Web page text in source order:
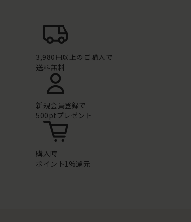
3,980円以上のご購入で
送料無料
新規会員登録で
500ptプレゼント
購入時
ポイント1%還元